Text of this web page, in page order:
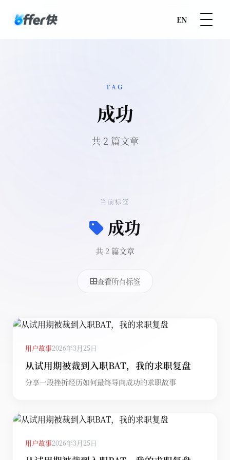
EN
TAG
成功
共 2 篇文章
当前标签
成功
共 2 篇文章
查看所有标签
用户故事2026年3月25日
从试用期被裁到入职BAT，我的求职复盘
分享一段挫折经历如何最终导向成功的求职故事
用户故事2026年3月25日